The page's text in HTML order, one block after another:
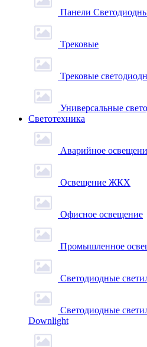
Панели
Трековые
Трековые
Универсальные
Светотехника
Аварийное
Освещение ЖКХ
Офисное освещение
Промышленное
Светодиодные
Светодиодные
Downlight